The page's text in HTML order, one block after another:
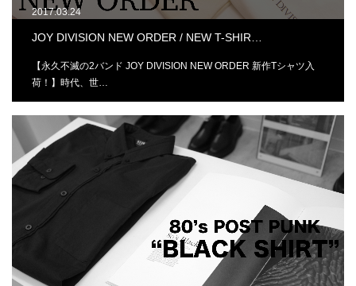
2017.03.24
JOY DIVISION NEW ORDER / NEW T-SHIR…
【永久不滅の2バンド JOY DIVISION NEW ORDER 新作Tシャツ入
荷！】時代、世…